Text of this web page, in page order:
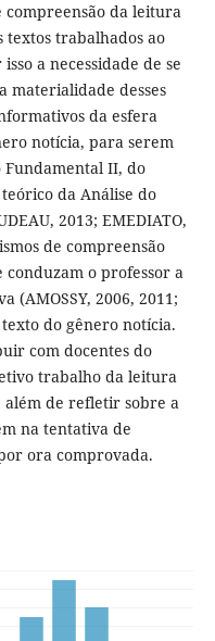
compreensão da leitura
textos trabalhados ao
a necessidade de se
materialidade desses
da esfera
notícia, para serem
Fundamental II, do
da Análise do
2013; EMEDIATO,
de compreensão
o professor a
(AMOSSY, 2006, 2011;
texto do gênero notícia.
com docentes do
trabalho da leitura
além de refletir sobre a
na tentativa de
ora comprovada.